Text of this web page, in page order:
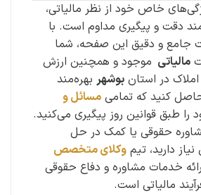
خاص خود از نظر مالیاتی،
دقت و پیگیری مداوم است. با
جامع و دقیق این صفحه، شما
مالیاتی موجود و همچنین ارزش
در استان بوشهر بهره‌مند
کنید که تمامی مسائل و
را طبق قوانین روز پیگیری می‌کنید.
حقوقی یا کمک در حل
دارید، تیم وکلای متخصص
خدمات مشاوره و دفاع حقوقی
مالیاتی است.